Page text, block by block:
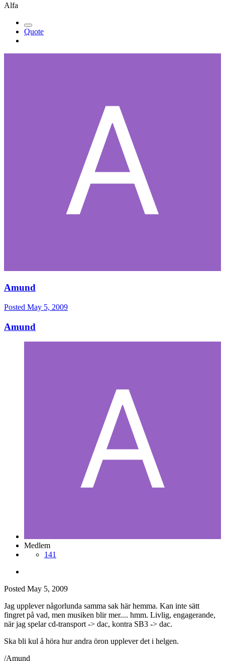
Alfa
Quote
Amund
Posted May 5, 2009
Amund
Medlem
141
Posted May 5, 2009
Jag upplever någorlunda samma sak här hemma. Kan inte sätt
fingret på vad, men musiken blir mer.... hmm. Livlig, engagerande,
när jag spelar cd-transport -> dac, kontra SB3 -> dac.
Ska bli kul å höra hur andra öron upplever det i helgen.
/Amund